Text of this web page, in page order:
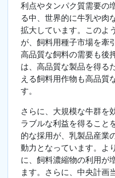
利点やタンパク質需要の
る中、世界的に牛乳や肉
拡大しています。このよ
が、飼料用種子市場を牽
高品質な飼料の需要も後
は、高品質な製品を得る
える飼料用作物も高品質
す。
さらに、大規模な牛群を
ラブルな利益を得ること
的な採用が、乳製品産業
動力となっています。よ
に、飼料濃縮物の利用が
ます。さらに、中央計画